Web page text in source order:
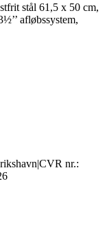
stål 61,5 x 50 cm,
afløbssystem,
|CVR nr.: